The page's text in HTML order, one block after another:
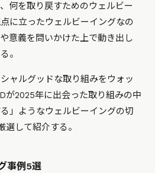
何を取り戻すためのウェルビー
に立ったウェルビーイングなの
意義を問いかけた上で動き出し
。
ャルグッドな取り組みをウォッ
が2025年に出会った取り組みの中
」ようなウェルビーイングの切
選して紹介する。
事例5選